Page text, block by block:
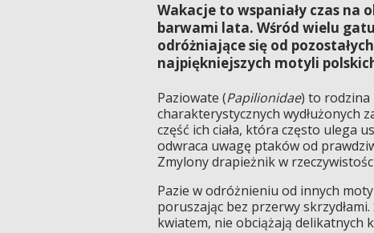
Wakacje to wspaniały czas na
barwami lata. Wśród wielu
odróżniające się od
najpiękniejszych motyli
Paziowate (Papilionidae) to rodzina
charakterystycznych wydłużonych
część ich ciała, która często ulega
odwraca uwagę ptaków od
Zmylony drapieżnik w
Pazie w odróżnieniu od innych
poruszając bez przerwy
kwiatem, nie obciążają delikatnych